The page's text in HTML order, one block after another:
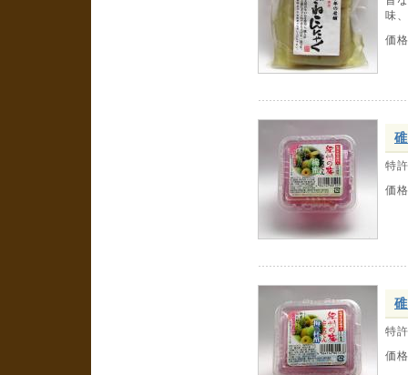
味
価格
特
価格
特
価格